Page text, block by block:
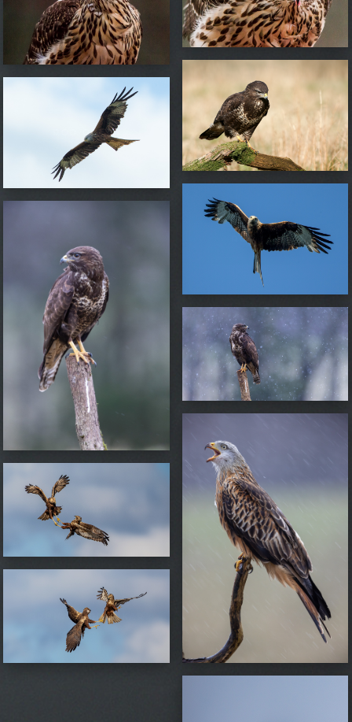
DUVHÖK
ORMVRÅK
RÖD GLADA
RÖD GLADA
ORMVRÅK
ORMVRÅK
RÖD GLADA
BRUNA KÄRRHÖKAR
BRUNA KÄRRHÖKAR